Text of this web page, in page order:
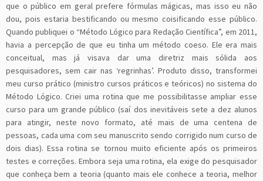
que o público em geral prefere fórmulas mágicas, mas isso eu não
dou, pois estaria bestificando ou mesmo coisificando esse público.
Quando publiquei o “Método Lógico para Redação Científica”, em 2011,
havia a percepção de que eu tinha um método coeso. Ele era mais
conceitual, mas já visava dar uma diretriz mais sólida aos
pesquisadores, sem cair nas ‘regrinhas’. Produto disso, transformei
meu curso prático (ministro cursos práticos e teóricos) no sistema do
Método Lógico. Criei uma rotina que me possibilitasse ampliar esse
curso para um grande público (saí dos inevitáveis sete a dez alunos
para atingir, neste novo formato, até mais de uma centena de
pessoas, cada uma com seu manuscrito sendo corrigido num curso de
dois dias). Essa rotina se tornou muito eficiente após os primeiros
testes e correções. Embora seja uma rotina, ela exige do pesquisador
que conheça bem a teoria (quanto mais ele conhece a teoria, melhor